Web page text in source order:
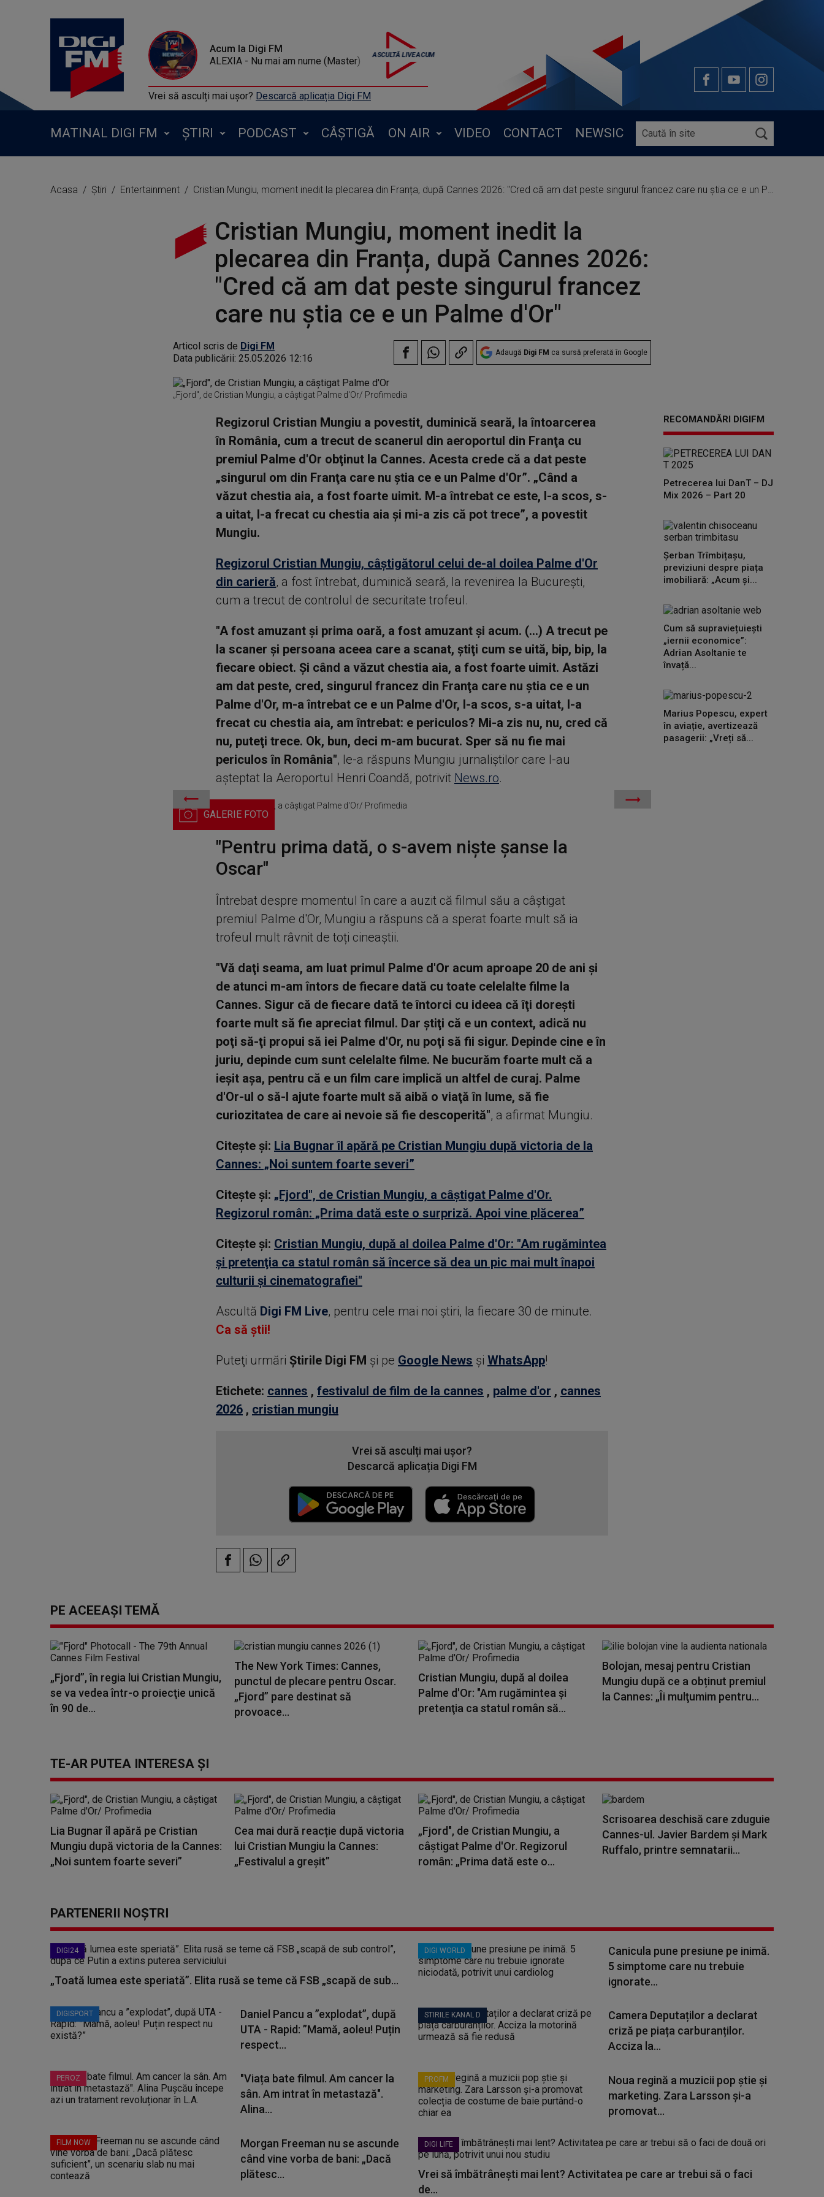
Acum la Digi FM
ALEXIA - Nu mai am nume (Master)
Vrei să asculți mai ușor? Descarcă aplicația Digi FM
MATINAL DIGI FM ȘTIRI PODCAST CÂȘTIGĂ ON AIR VIDEO CONTACT NEWSIC
Acasa Știri Entertainment Cristian Mungiu, moment inedit la plecarea din Franța, după Cannes 2026: "Cred că am dat peste singurul francez care nu ştia ce e un Palme d'Or"
Cristian Mungiu, moment inedit la
plecarea din Franța, după Cannes 2026:
"Cred că am dat peste singurul francez
care nu ştia ce e un Palme d'Or"
Articol scris de Digi FM
Data publicării: 25.05.2026 12:16 Adaugă Digi FM ca sursă preferată în Google
„Fjord", de Cristian Mungiu, a câştigat Palme d'Or/ Profimedia
Regizorul Cristian Mungiu a povestit, duminică seară, la întoarcerea
în România, cum a trecut de scanerul din aeroportul din Franţa cu
premiul Palme d'Or obţinut la Cannes. Acesta crede că a dat peste
„singurul om din Franţa care nu ştia ce e un Palme d'Or”. „Când a
văzut chestia aia, a fost foarte uimit. M-a întrebat ce este, l-a scos, s-
a uitat, l-a frecat cu chestia aia şi mi-a zis că pot trece”, a povestit
Mungiu.
Regizorul Cristian Mungiu, câştigătorul celui de-al doilea Palme d'Or
din carieră, a fost întrebat, duminică seară, la revenirea la Bucureşti,
cum a trecut de controlul de securitate trofeul.
"A fost amuzant şi prima oară, a fost amuzant şi acum. (...) A trecut pe
la scaner şi persoana aceea care a scanat, ştiţi cum se uită, bip, bip, la
fiecare obiect. Și când a văzut chestia aia, a fost foarte uimit. Astăzi
am dat peste, cred, singurul francez din Franţa care nu ştia ce e un
Palme d'Or, m-a întrebat ce e un Palme d'Or, l-a scos, s-a uitat, l-a
frecat cu chestia aia, am întrebat: e periculos? Mi-a zis nu, nu, cred că
nu, puteţi trece. Ok, bun, deci m-am bucurat. Sper să nu fie mai
periculos în România", le-a răspuns Mungiu jurnaliştilor care l-au
aşteptat la Aeroportul Henri Coandă, potrivit News.ro.
„Fjord", de Cristian Mungiu, a câştigat Palme d'Or/ Profimedia
"Pentru prima dată, o s-avem nişte şanse la
Oscar"
Întrebat despre momentul în care a auzit că filmul său a câştigat
premiul Palme d'Or, Mungiu a răspuns că a sperat foarte mult să ia
trofeul mult râvnit de toți cineaștii.
"Vă daţi seama, am luat primul Palme d'Or acum aproape 20 de ani şi
de atunci m-am întors de fiecare dată cu toate celelalte filme la
Cannes. Sigur că de fiecare dată te întorci cu ideea că îţi doreşti
foarte mult să fie apreciat filmul. Dar ştiţi că e un context, adică nu
poţi să-ţi propui să iei Palme d'Or, nu poţi să fii sigur. Depinde cine e în
juriu, depinde cum sunt celelalte filme. Ne bucurăm foarte mult că a
ieşit aşa, pentru că e un film care implică un altfel de curaj. Palme
d'Or-ul o să-l ajute foarte mult să aibă o viaţă în lume, să fie
curiozitatea de care ai nevoie să fie descoperită", a afirmat Mungiu.
Citește și: Lia Bugnar îl apără pe Cristian Mungiu după victoria de la
Cannes: „Noi suntem foarte severi”
Citește și: „Fjord", de Cristian Mungiu, a câştigat Palme d'Or.
Regizorul român: „Prima dată este o surpriză. Apoi vine plăcerea”
Citește și: Cristian Mungiu, după al doilea Palme d'Or: "Am rugămintea
şi pretenţia ca statul român să încerce să dea un pic mai mult înapoi
culturii şi cinematografiei"
Ascultă Digi FM Live, pentru cele mai noi știri, la fiecare 30 de minute.
Ca să știi!
Puteţi urmări Știrile Digi FM şi pe Google News şi WhatsApp!
Etichete: cannes , festivalul de film de la cannes , palme d'or , cannes
2026, cristian mungiu
Vrei să asculți mai ușor?
Descarcă aplicația Digi FM
RECOMANDĂRI DIGIFM
Petrecerea lui DanT – DJ
Mix 2026 – Part 20
Șerban Trîmbițașu,
previziuni despre piața
imobiliară: „Acum și...
Cum să supraviețuiești
„iernii economice”:
Adrian Asoltanie te
învață...
Marius Popescu, expert
în aviație, avertizează
pasagerii: „Vreți să...
PE ACEEAȘI TEMĂ
„Fjord”, în regia lui Cristian Mungiu,
se va vedea într-o proiecţie unică
în 90 de...
The New York Times: Cannes,
punctul de plecare pentru Oscar.
„Fjord” pare destinat să
provoace...
Cristian Mungiu, după al doilea
Palme d'Or: "Am rugămintea şi
pretenţia ca statul român să...
Bolojan, mesaj pentru Cristian
Mungiu după ce a obținut premiul
la Cannes: „Îi mulţumim pentru...
TE-AR PUTEA INTERESA ȘI
Lia Bugnar îl apără pe Cristian
Mungiu după victoria de la Cannes:
„Noi suntem foarte severi”
Cea mai dură reacție după victoria
lui Cristian Mungiu la Cannes:
„Festivalul a greșit”
„Fjord", de Cristian Mungiu, a
câştigat Palme d'Or. Regizorul
român: „Prima dată este o...
Scrisoarea deschisă care zduguie
Cannes-ul. Javier Bardem și Mark
Ruffalo, printre semnatarii...
PARTENERII NOȘTRI
DIGI24
„Toată lumea este speriată”. Elita rusă se teme că FSB „scapă de sub...
DIGISPORT
Daniel Pancu a ”explodat”, după
UTA - Rapid: ”Mamă, aoleu! Puțin
respect...
PEROZ
"Viața bate filmul. Am cancer la
sân. Am intrat în metastază".
Alina...
FILM NOW
Morgan Freeman nu se ascunde
când vine vorba de bani: „Dacă
plătesc...
DIGI WORLD
Canicula pune presiune pe inimă.
5 simptome care nu trebuie
ignorate...
STIRILE KANAL D
Camera Deputaților a declarat
criză pe piața carburanților.
Acciza la...
PROFM
Noua regină a muzicii pop știe și
marketing. Zara Larsson și-a
promovat...
DIGI LIFE
Vrei să îmbătrânești mai lent? Activitatea pe care ar trebui să o faci
de...